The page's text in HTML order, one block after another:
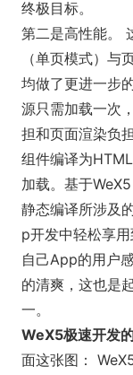
终极目标。
第二是高性能。
（单页模式）与
均做了更进一步
源只需加载一次
担和页面渲染负
组件编译为
加载。基于
静态编译所涉及
p开发中轻松享
自己App的用户
的清爽，这也是
一。
WeX5极速开发
面这张图：